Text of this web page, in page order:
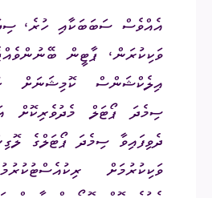
އެއްވެސް ސަބަބަކާއި ހުރެ،
ވަކިކުރަން، ޕާޓީން
އިލެކްޝަންސް ކޮމިޝަނަށް
ސިމެދަ ޕޯޓަލް މެދުވެރިކޮށް
ދެވިފައިވާ ސިމެދަ ޕޯޓަލްގެ
ވަކިކުރުމަށް